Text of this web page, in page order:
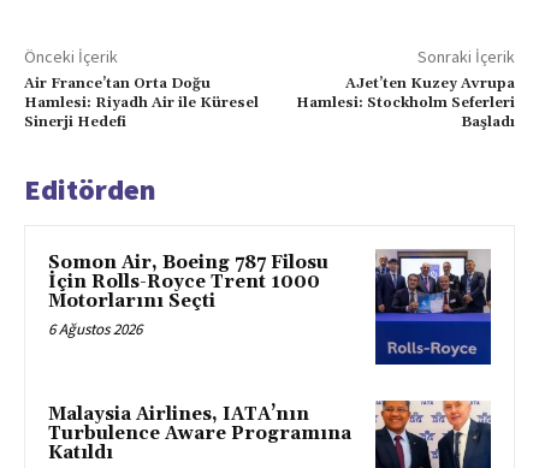
Önceki İçerik
Air France’tan Orta Doğu
Hamlesi: Riyadh Air ile Küresel
Sinerji Hedefi
Sonraki İçerik
AJet’ten Kuzey Avrupa
Hamlesi: Stockholm Seferleri
Başladı
Editörden
Somon Air, Boeing 787 Filosu
İçin Rolls-Royce Trent 1000
Motorlarını Seçti
6 Ağustos 2026
Malaysia Airlines, IATA’nın
Turbulence Aware Programına
Katıldı